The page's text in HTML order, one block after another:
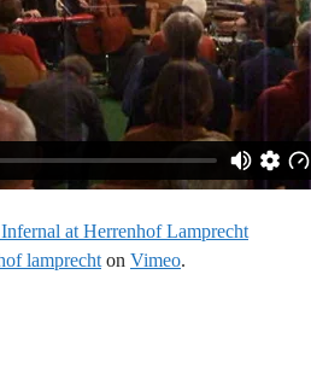
at Herrenhof Lamprecht
lamprechton Vimeo.